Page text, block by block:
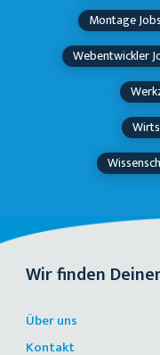
Montage Jobs
Webentwickler
Wir finden
Über uns
Kontakt